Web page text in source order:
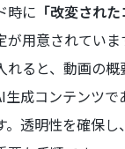
時に 「改変され
用意されていま
れると、動画の
生成コンテンツで
。透明性を確保し